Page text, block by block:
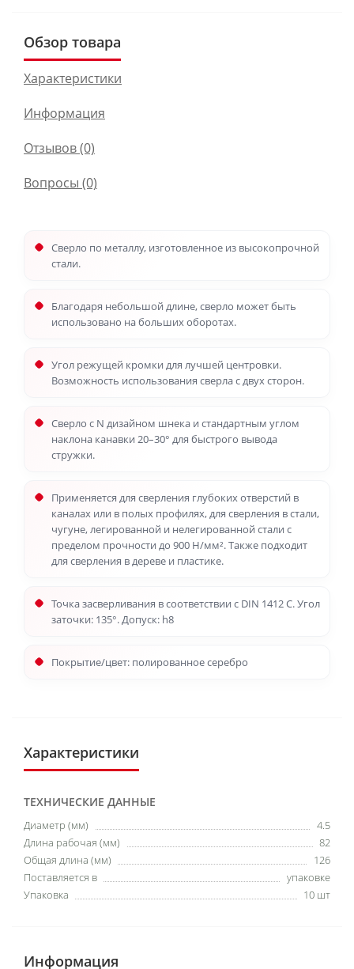
Обзор товара
Характеристики
Информация
Отзывов (0)
Вопросы (0)
Сверло по металлу, изготовленное из высокопрочной
стали.
Благодаря небольшой длине, сверло может быть
использовано на больших оборотах.
Угол режущей кромки для лучшей центровки.
Возможность использования сверла с двух сторон.
Сверло с N дизайном шнека и стандартным углом
наклона канавки 20–30° для быстрого вывода
стружки.
Применяется для сверления глубоких отверстий в
каналах или в полых профилях, для сверления в стали,
чугуне, легированной и нелегированной стали с
пределом прочности до 900 Н/мм². Также подходит
для сверления в дереве и пластике.
Точка засверливания в соответствии с DIN 1412 C. Угол
заточки: 135°. Допуск: h8
Покрытие/цвет: полированное серебро
Характеристики
ТЕХНИЧЕСКИЕ ДАННЫЕ
Диаметр (мм)
4.5
Длина рабочая (мм)
82
Общая длина (мм)
126
Поставляется в
упаковке
Упаковка
10 шт
Информация